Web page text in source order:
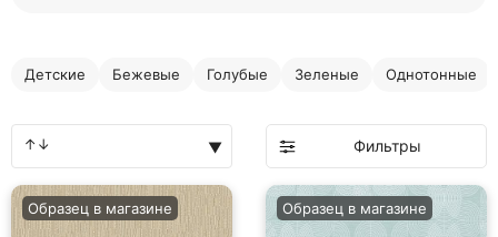
Детские Бежевые Голубые Зеленые Однотонные
Фильтры
Образец в магазине Образец в магазине